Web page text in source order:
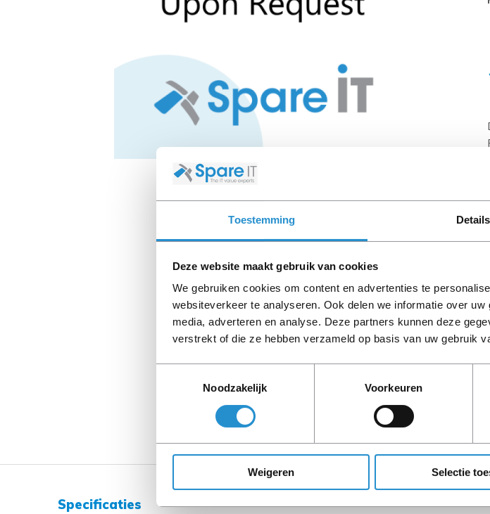
Toestemming Details
Deze website maakt gebruik van cookies
We gebruiken cookies om content en advertenties te
websiteverkeer te analyseren. Ook delen we informatie over
media, adverteren en analyse. Deze partners kunnen deze
verstrekt of die ze hebben verzameld op basis van uw gebruik
Noodzakelijk
Voorkeuren
Weigeren Selectie
PCIe kaarten
Power Distribution Units
Rack accessoires
Tape drives
Specificaties